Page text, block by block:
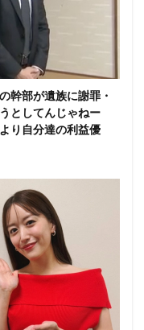
幹部が遺族に謝罪・
としてんじゃねー
り自分達の利益優